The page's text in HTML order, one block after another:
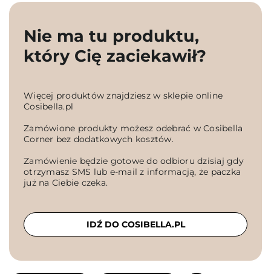
Nie ma tu produktu,
który Cię zaciekawił?
Więcej produktów znajdziesz w sklepie online
Cosibella.pl
Zamówione produkty możesz odebrać w Cosibella
Corner bez dodatkowych kosztów.
Zamówienie będzie gotowe do odbioru dzisiaj gdy
otrzymasz SMS lub e-mail z informacją, że paczka
już na Ciebie czeka.
IDŹ DO COSIBELLA.PL